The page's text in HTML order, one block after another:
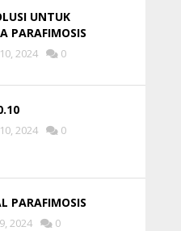
UNTUK
PARAFIMOSIS
2024 0
2024 0
PARAFIMOSIS
2024 0